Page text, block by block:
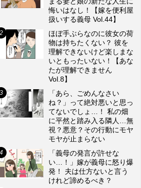
悔いはなし！【嫁を便利屋
扱いする義母 Vol.44】
ほぼ手ぶらなのに彼女の荷
物は持ちたくない？ 彼を
理解できないけど楽しまな
いともったいない！【あな
たが理解できません
Vol.8】
「あら、ごめんなさい
ね？」って絶対悪いと思っ
てないでしょ…！ 私の畑
に平然と踏み入る隣人…無
視？悪意？その行動にモヤ
モヤが止まらない
「義母の発言が許せな
い…！」嫁が義母に怒り爆
発！ 夫は仕方ないと言う
けれど諦めるべき？